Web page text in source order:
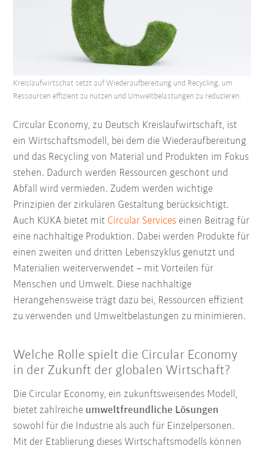
Circular Economy, zu Deutsch Kreislaufwirtschaft, ist
ein Wirtschaftsmodell, bei dem die Wiederaufbereitung
und das Recycling von Material und Produkten im Fokus
stehen. Dadurch werden Ressourcen geschont und
Abfall wird vermieden. Zudem werden wichtige
Prinzipien der zirkulären Gestaltung berücksichtigt.
Auch KUKA bietet mit Circular Services einen Beitrag für
eine nachhaltige Produktion. Dabei werden Produkte für
einen zweiten und dritten Lebenszyklus genutzt und
Materialien weiterverwendet – mit Vorteilen für
Menschen und Umwelt. Diese nachhaltige
Herangehensweise trägt dazu bei, Ressourcen effizient
zu verwenden und Umweltbelastungen zu minimieren.
Kreislaufwirtschat setzt auf Wiederaufbereitung und Recycling, um
Ressourcen effizient zu nutzen und Umweltbelastungen zu reduzieren.
Welche Rolle spielt die Circular Economy
in der Zukunft der globalen Wirtschaft?
Die Circular Economy, ein zukunftsweisendes Modell,
bietet zahlreiche umweltfreundliche Lösungen
sowohl für die Industrie als auch für Einzelpersonen.
Mit der Etablierung dieses Wirtschaftsmodells können